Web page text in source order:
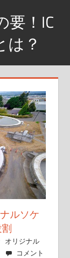
要！IC
は？
ルソケ
オリジナル
コメント